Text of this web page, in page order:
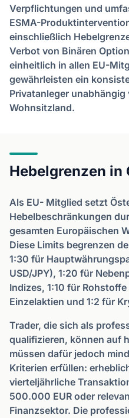
Verpflichtungen und
ESMA-
einschließlich
Verbot von Binären
einheitlich in allen EU-
gewährleisten ein
Privatanleger unabhängig
Wohnsitzland.
Hebelgrenzen in
Als EU- Mitglied setzt
Hebelbeschränkungen
gesamten Europäischen
Diese Limits begrenzen
1:30 für
USD/JPY), 1:20 für
Indizes, 1:10 für
Einzelaktien und 1:2 für
Trader, die sich als
qualifizieren, können auf
müssen dafür jedoch
Kriterien erfüllen:
vierteljährliche
500.000 EUR oder
Finanzsektor. Die